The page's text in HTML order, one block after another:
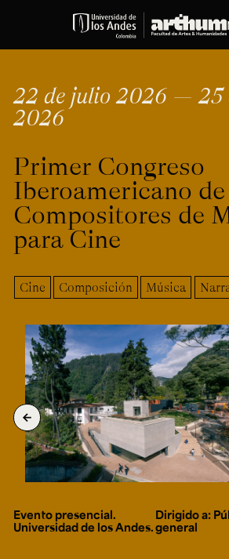
Personas
Espacios
Explora ArteHum
Configuración de cookies
Universidad de los Andes | Vigilada
Resolución 28 del 23 de febrero de 1949,
Acreditación institucional de alta calidad,
Resolución 000194 del 16 de enero del
Calle 19A #1 - 37
Este. Bloque K.
[+57]
Historia
del Arte
Ext. 2626
Narrativas Digitales
Ext. 2501
Posgrados
Ext. 4925
Continua
Ext. 4795
22 de julio 2026 — 25
2026
Primer Congreso
Iberoamericano de
Compositores de
para Cine
Cine Composición Música
arrow_back
Evento presencial.
Universidad de los Andes.
Dirigido a:
general